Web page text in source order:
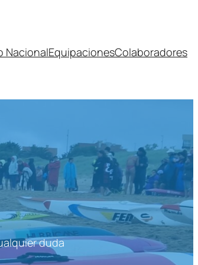
NacionalEquipacionesColaboradores
duda